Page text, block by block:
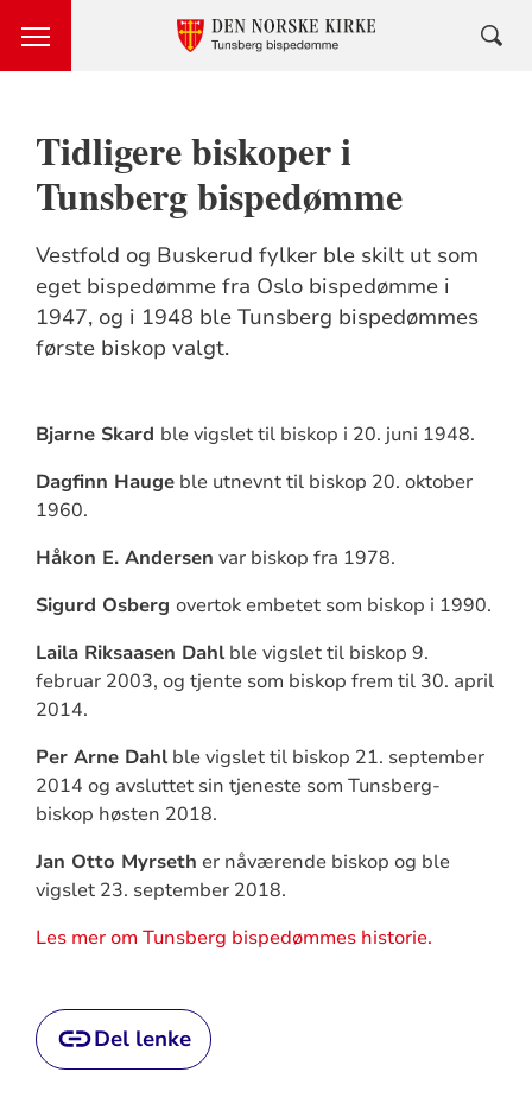
Tidligere biskoper i
Tunsberg bispedømme
Vestfold og Buskerud fylker ble skilt ut som
eget bispedømme fra Oslo bispedømme i
1947, og i 1948 ble Tunsberg bispedømmes
første biskop valgt.
Bjarne Skard ble vigslet til biskop i 20. juni 1948.
Dagfinn Haugeble utnevnt til biskop 20. oktober
1960.
Håkon E. Andersen var biskop fra 1978.
Sigurd Osberg overtok embetet som biskop i 1990.
Laila Riksaasen Dahlble vigslet til biskop 9.
februar 2003, og tjente som biskop frem til 30. april
2014.
Per Arne Dahlble vigslet til biskop 21. september
2014 og avsluttet sin tjeneste som Tunsberg-
biskop høsten 2018.
Jan Otto Myrseth er nåværende biskop og ble
vigslet 23. september 2018.
Les mer om Tunsberg bispedømmes historie.
Del lenke